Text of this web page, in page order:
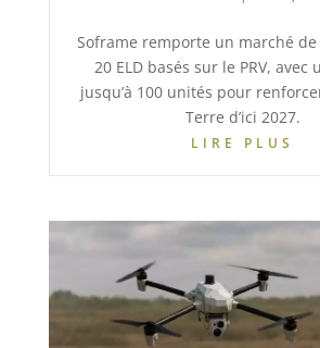
Soframe remporte un marché de
20 ELD basés sur le PRV, avec
jusqu’à 100 unités pour
Terre d’ici 2027.
LIRE PLUS